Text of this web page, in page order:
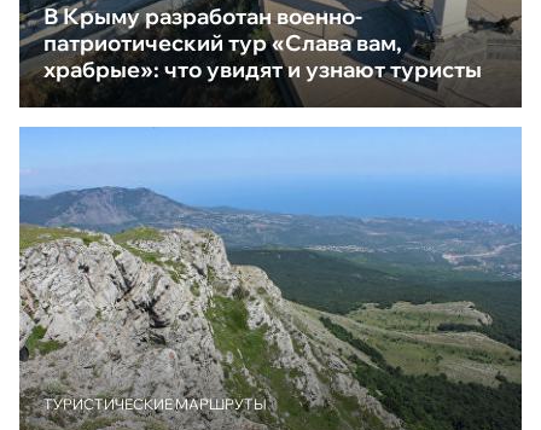
В Крыму разработан военно-
патриотический тур «Слава вам,
храбрые»: что увидят и узнают туристы
ТУРИСТИЧЕСКИЕ МАРШРУТЫ